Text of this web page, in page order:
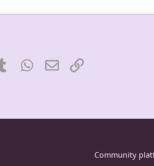
TumblrWhatsApp
EmailLien
Community